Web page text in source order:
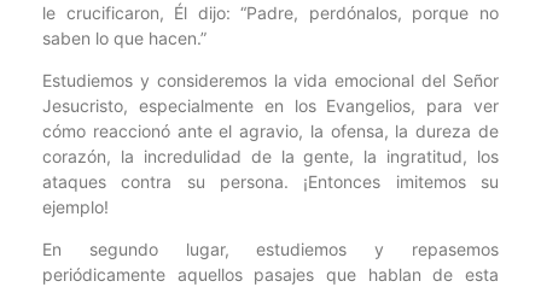
le crucificaron, Él dijo: “Padre, perdónalos, porque no
saben lo que hacen.”
Estudiemos y consideremos la vida emocional del Señor
Jesucristo, especialmente en los Evangelios, para ver
cómo reaccionó ante el agravio, la ofensa, la dureza de
corazón, la incredulidad de la gente, la ingratitud, los
ataques contra su persona. ¡Entonces imitemos su
ejemplo!
En segundo lugar, estudiemos y repasemos
periódicamente aquellos pasajes que hablan de esta